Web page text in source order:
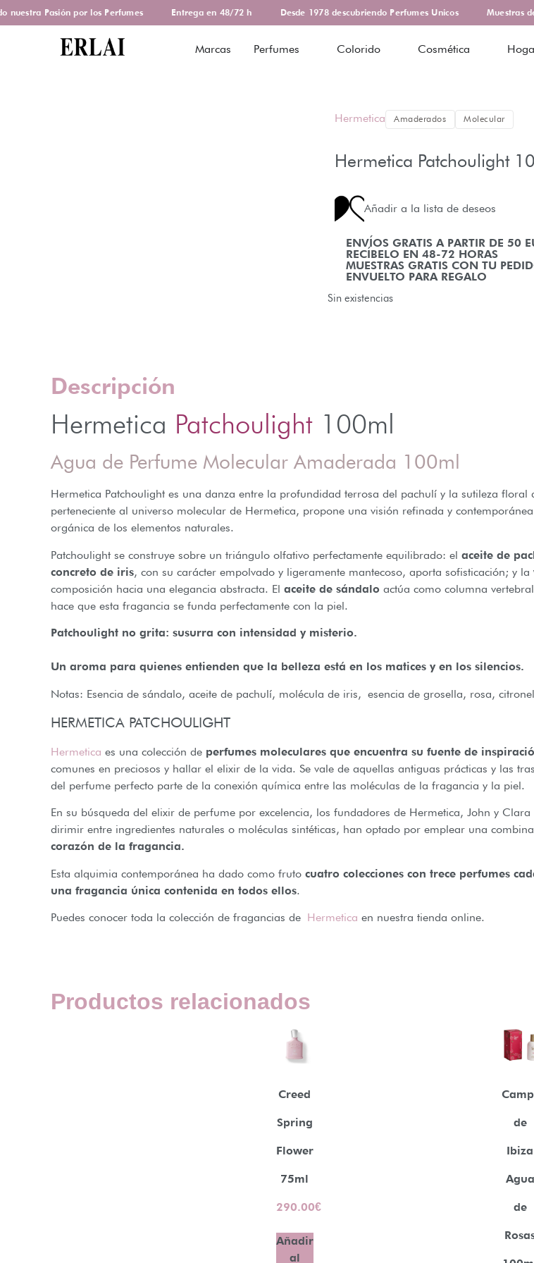
Pasión por los Perfumes Entrega en 48/72 h Desde 1978 descubriendo Perfumes Unicos Muestras
Marcas Perfumes Colorido Cosmética
Hermetica Amaderados Molecular
Hermetica Patchoulight
Añadir a la lista de deseos
ENVÍOS GRATIS A PARTIR DE 50
RECÍBELO EN 48-72 HORAS
MUESTRAS GRATIS CON TU
ENVUELTO PARA REGALO
Sin existencias
Descripción
Hermetica Patchoulight 100ml
Agua de Perfume Molecular Amaderada 100ml
Hermetica Patchoulight es una danza entre la profundidad terrosa del pachulí y la sutileza
perteneciente al universo molecular de Hermetica, propone una visión refinada y
orgánica de los elementos naturales.
Patchoulight se construye sobre un triángulo olfativo perfectamente equilibrado: el aceite de
concreto de iris, con su carácter empolvado y ligeramente mantecoso, aporta sofisticación; y la
composición hacia una elegancia abstracta. El aceite de sándalo actúa como columna
hace que esta fragancia se funda perfectamente con la piel.
Patchoulight no grita: susurra con intensidad y misterio.
Un aroma para quienes entienden que la belleza está en los matices y en los silencios.
Notas: Esencia de sándalo, aceite de pachulí, molécula de iris, esencia de grosella, rosa,
HERMETICA PATCHOULIGHT
Hermetica es una colección de perfumes moleculares que encuentra su fuente de
comunes en preciosos y hallar el elixir de la vida. Se vale de aquellas antiguas prácticas y las
del perfume perfecto parte de la conexión química entre las moléculas de la fragancia y la piel.
En su búsqueda del elixir de perfume por excelencia, los fundadores de Hermetica, John y
dirimir entre ingredientes naturales o moléculas sintéticas, han optado por emplear una
corazón de la fragancia.
Esta alquimia contemporánea ha dado como fruto cuatro colecciones con trece perfumes
una fragancia única contenida en todos ellos.
Puedes conocer toda la colección de fragancias de Hermetica en nuestra tienda online.
Productos relacionados
Creed
Spring
Flower
75ml
290.00€
Añadir
al
de
Ibiza
Agua
de